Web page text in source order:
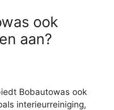
ook
aan?
Bobautowas ook
interieurreiniging,